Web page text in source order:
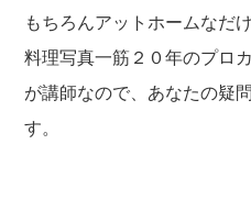
もちろんアットホームなだ
料理写真一筋２０年のプロ
が講師なので、あなたの疑
す。